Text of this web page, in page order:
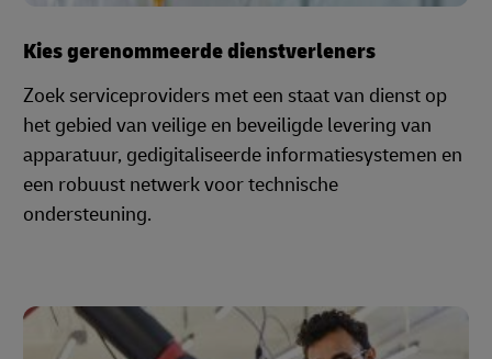
Kies gerenommeerde dienstverleners
Zoek serviceproviders met een staat van dienst op
het gebied van veilige en beveiligde levering van
apparatuur, gedigitaliseerde informatiesystemen en
een robuust netwerk voor technische
ondersteuning.